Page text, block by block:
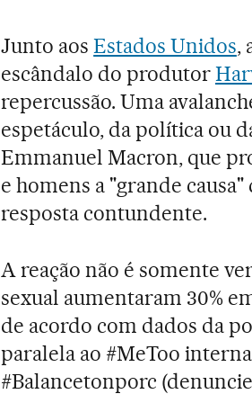
Junto aosEstados Unidos,
escândalo do produtor
repercussão. Uma
espetáculo, da política ou
Emmanuel Macron, que
e homens a "grande
resposta contundente.
A reação não é somente
sexual aumentaram 30%
de acordo com dados da
paralela ao #MeToo
#Balancetonporc